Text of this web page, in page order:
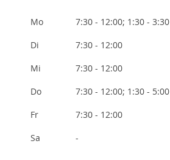
Mo
7:30 - 12:00; 1:30 - 3:30
Di
7:30 - 12:00
Mi
7:30 - 12:00
Do
7:30 - 12:00; 1:30 - 5:00
Fr
7:30 - 12:00
Sa
-